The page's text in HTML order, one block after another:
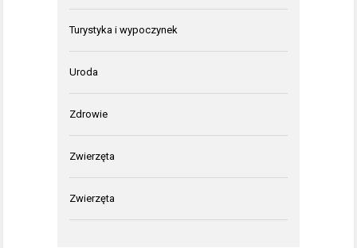
Turystyka i wypoczynek
Uroda
Zdrowie
Zwierzęta
Zwierzęta